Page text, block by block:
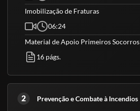
Imobilização de Fraturas
06:24
Material de Apoio Primeiros Socorros
16 págs.
2 Prevenção e Combate à Incendios